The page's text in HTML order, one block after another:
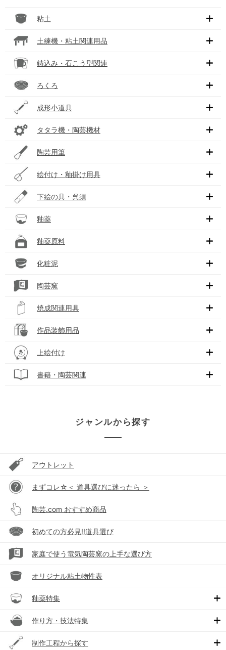
粘土
土練機・粘土関連用品
鋳込み・石こう型関連
ろくろ
成形小道具
タタラ機・陶芸機材
陶芸用筆
絵付け・釉掛け用具
下絵の具・呉須
釉薬
釉薬原料
化粧泥
陶芸窯
焼成関連用具
作品装飾用品
上絵付け
書籍・陶芸関連
ジャンルから探す
アウトレット
まずコレ☆＜ 道具選びに迷ったら ＞
陶芸.com おすすめ商品
初めての方必見!!道具選び
家庭で使う電気陶芸窯の上手な選び方
オリジナル粘土物性表
釉薬特集
作り方・技法特集
制作工程から探す